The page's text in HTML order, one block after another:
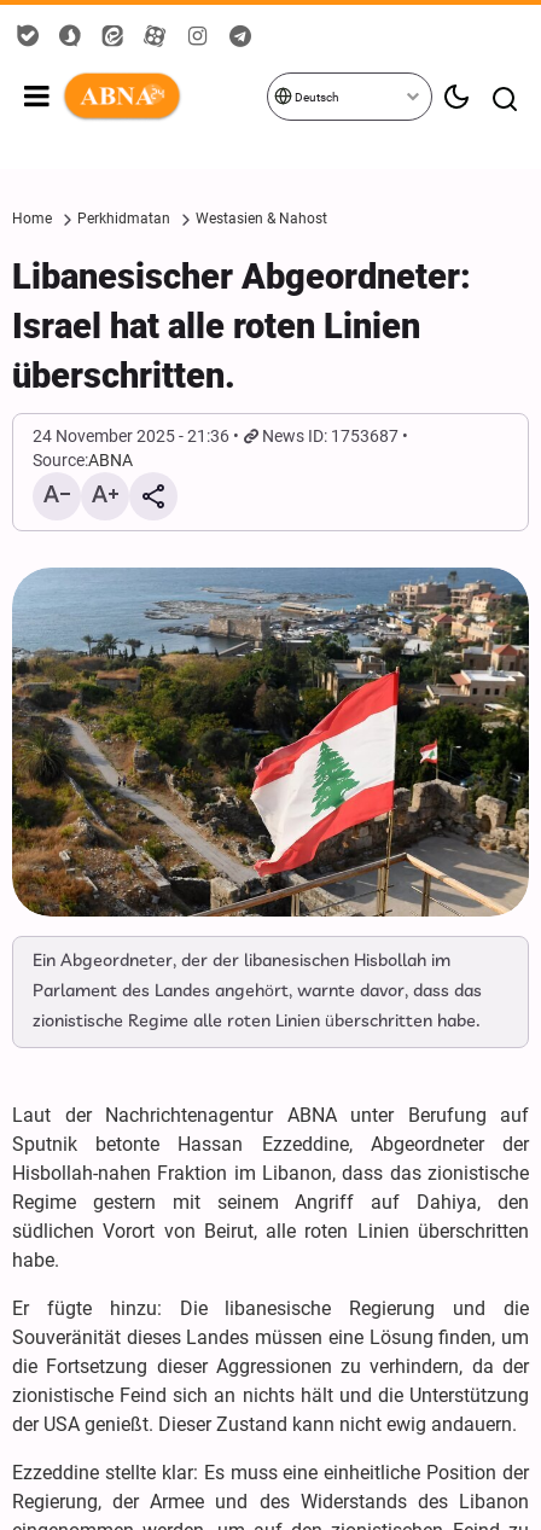
Deutsch
Home Perkhidmatan Westasien & Nahost
Libanesischer Abgeordneter:
Israel hat alle roten Linien
überschritten.
24 November 2025 - 21:36
News ID: 1753687
Source:ABNA
Ein Abgeordneter, der der libanesischen Hisbollah im
Parlament des Landes angehört, warnte davor, dass das
zionistische Regime alle roten Linien überschritten habe.
Laut der Nachrichtenagentur ABNA unter Berufung auf
Sputnik betonte Hassan Ezzeddine, Abgeordneter der
Hisbollah-nahen Fraktion im Libanon, dass das zionistische
Regime gestern mit seinem Angriff auf Dahiya, den
südlichen Vorort von Beirut, alle roten Linien überschritten
habe.
Er fügte hinzu: Die libanesische Regierung und die
Souveränität dieses Landes müssen eine Lösung finden, um
die Fortsetzung dieser Aggressionen zu verhindern, da der
zionistische Feind sich an nichts hält und die Unterstützung
der USA genießt. Dieser Zustand kann nicht ewig andauern.
Ezzeddine stellte klar: Es muss eine einheitliche Position der
Regierung, der Armee und des Widerstands des Libanon